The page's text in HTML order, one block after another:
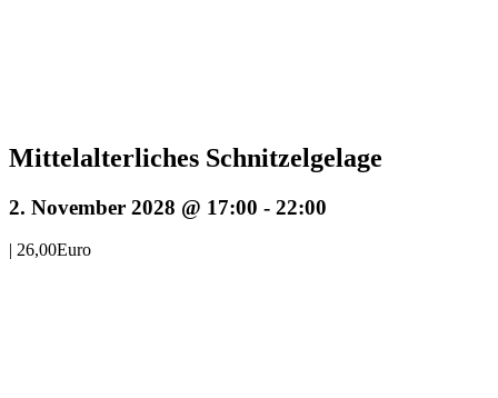
Mittelalterliches Schnitzelgelage
2. November 2028 @ 17:00 - 22:00
| 26,00Euro